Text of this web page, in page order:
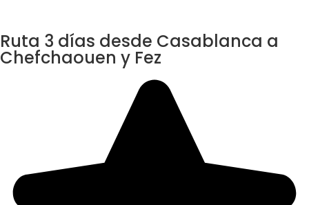
Ruta 3 días desde Casablanca a
Chefchaouen y Fez